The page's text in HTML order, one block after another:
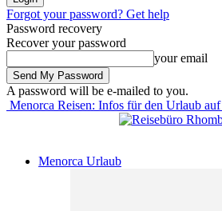
Forgot your password? Get help
Password recovery
Recover your password
your email
A password will be e-mailed to you.
Menorca Reisen: Infos für den Urlaub
Menorca Urlaub